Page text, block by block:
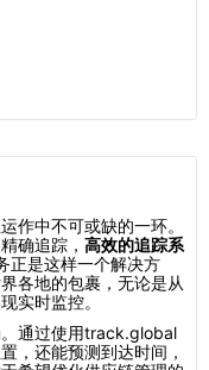
作中不可或缺的一环。
确追踪， 高效的追踪系
正是这样一个解决方
各地的包裹，无论是从
实时监控。
通过使用track.global
，还能预测到达时间，